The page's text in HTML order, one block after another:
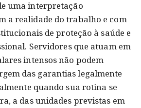
uma interpretação
a realidade do trabalho e com
de proteção à saúde e
Servidores que atuam em
intensos não podem
das garantias legalmente
quando sua rotina se
a das unidades previstas em